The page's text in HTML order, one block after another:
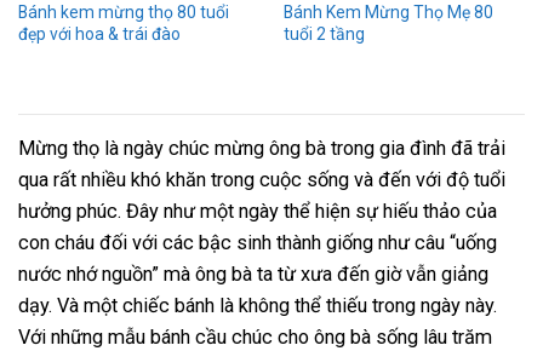
Bánh kem mừng thọ 80 tuổi
đẹp với hoa & trái đào
Bánh Kem Mừng Thọ Mẹ 80
tuổi 2 tầng
Mừng thọ là ngày chúc mừng ông bà trong gia đình đã trải
qua rất nhiều khó khăn trong cuộc sống và đến với độ tuổi
hưởng phúc. Đây như một ngày thể hiện sự hiếu thảo của
con cháu đối với các bậc sinh thành giống như câu “uống
nước nhớ nguồn” mà ông bà ta từ xưa đến giờ vẫn giảng
dạy. Và một chiếc bánh là không thể thiếu trong ngày này.
Với những mẫu bánh cầu chúc cho ông bà sống lâu trăm